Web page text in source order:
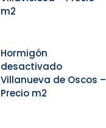
m2
Hormigón
desactivado
Villanueva de Oscos –
Precio m2